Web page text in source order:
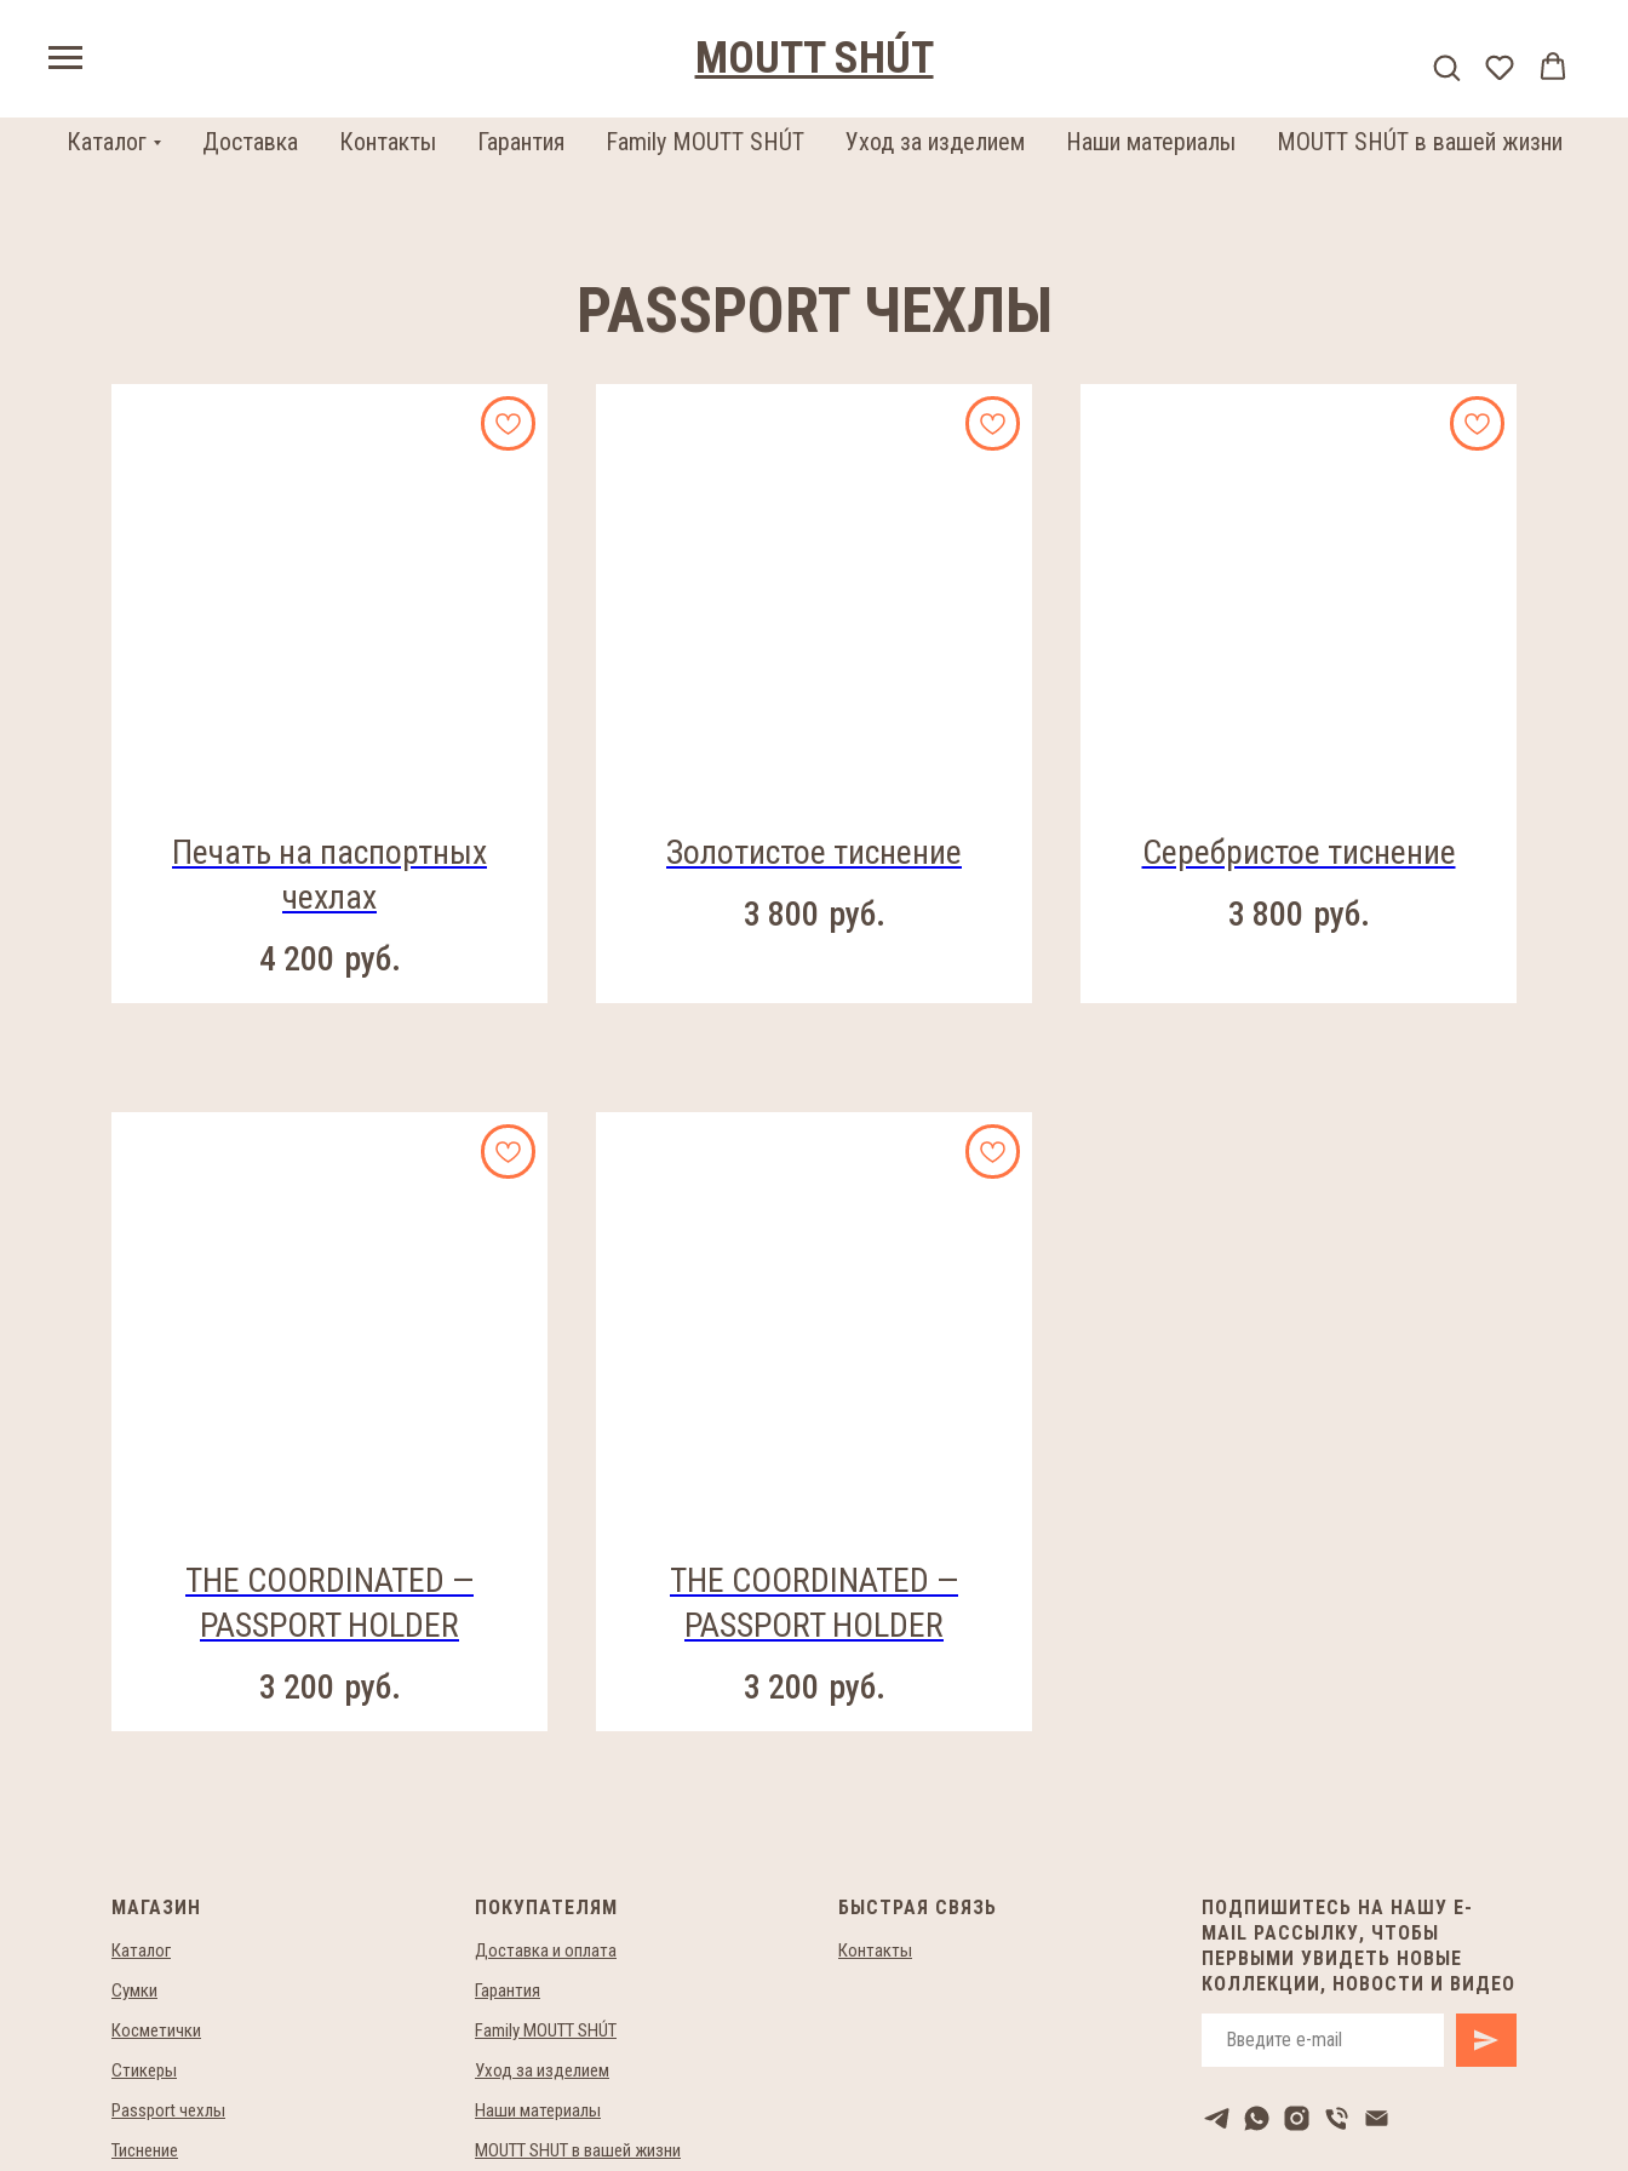
MOUTT SHÚT
Каталог Доставка Контакты Гарантия Family MOUTT SHÚT Уход за изделием Наши материалы MOUTT SHÚT в вашей жизни
PASSPORT ЧЕХЛЫ
Печать на паспортных
чехлах
4 200 руб.
Золотистое тиснение
3 800 руб.
Серебристое тиснение
3 800 руб.
THE COORDINATED —
PASSPORT HOLDER
3 200 руб.
THE COORDINATED —
PASSPORT HOLDER
3 200 руб.
МАГАЗИН
Каталог
Сумки
Косметички
Стикеры
Passport чехлы
Тиснение
ПОКУПАТЕЛЯМ
Доставка и оплата
Гарантия
Family MOUTT SHÚT
Уход за изделием
Наши материалы
MOUTT SHUT в вашей жизни
БЫСТРАЯ СВЯЗЬ
Контакты
ПОДПИШИТЕСЬ НА НАШУ E-
MAIL РАССЫЛКУ, ЧТОБЫ
ПЕРВЫМИ УВИДЕТЬ НОВЫЕ
КОЛЛЕКЦИИ, НОВОСТИ И ВИДЕО